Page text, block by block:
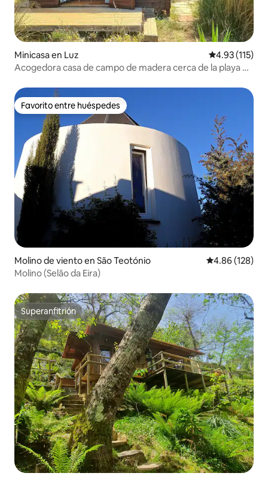
Minicasa en Luz Calificación
4.93 (115)
Acogedora casa de campo de madera cerca de la playa en
Favorito entre huéspedes
Favorito entre huéspedes
Molino de viento en São Teotónio Calificación
4.86 (128)
Molino (Selão da Eira)
Superanfitrión
Superanfitrión